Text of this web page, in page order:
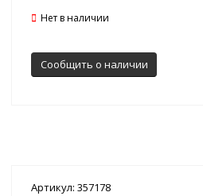
Нет в наличии
Сообщить о наличии
Артикул: 357178